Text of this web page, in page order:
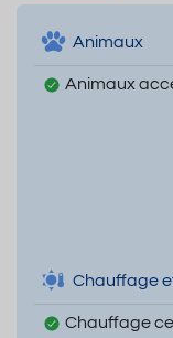
Animaux
Animaux
Chauffage
Chauffage